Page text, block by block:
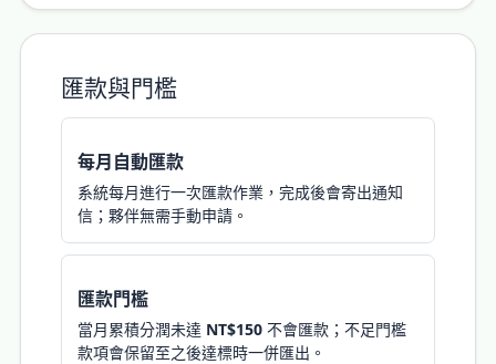
匯款與門檻
每月自動匯款
系統每月進行一次匯款作業，完成後會寄出通知
信；夥伴無需手動申請。
匯款門檻
當月累積分潤未達 NT$150不會匯款；不足門檻
款項會保留至之後達標時一併匯出。